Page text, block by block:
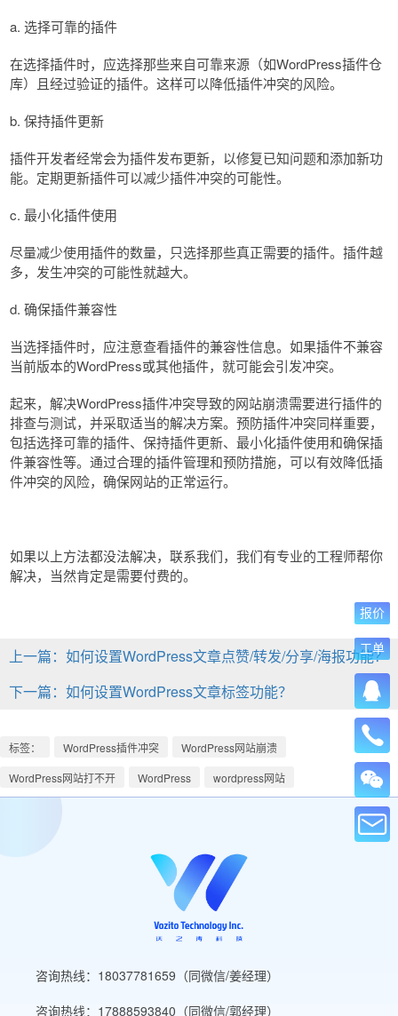
a. 选择可靠的插件
在选择插件时，应选择那些来自可靠来源（如WordPress插件仓
库）且经过验证的插件。这样可以降低插件冲突的风险。
b. 保持插件更新
插件开发者经常会为插件发布更新，以修复已知问题和添加新功
能。定期更新插件可以减少插件冲突的可能性。
c. 最小化插件使用
尽量减少使用插件的数量，只选择那些真正需要的插件。插件越
多，发生冲突的可能性就越大。
d. 确保插件兼容性
当选择插件时，应注意查看插件的兼容性信息。如果插件不兼容
当前版本的WordPress或其他插件，就可能会引发冲突。
起来，解决WordPress插件冲突导致的网站崩溃需要进行插件的
排查与测试，并采取适当的解决方案。预防插件冲突同样重要，
包括选择可靠的插件、保持插件更新、最小化插件使用和确保插
件兼容性等。通过合理的插件管理和预防措施，可以有效降低插
件冲突的风险，确保网站的正常运行。
如果以上方法都没法解决，联系我们，我们有专业的工程师帮你
解决，当然肯定是需要付费的。
上一篇：如何设置WordPress文章点赞/转发/分享/海报功能？
下一篇：如何设置WordPress文章标签功能？
标签： WordPress插件冲突
WordPress网站崩溃
WordPress网站打不开
WordPress wordpress网站
咨询热线：18037781659（同微信/姜经理）
咨询热线：17888593840（同微信/郭经理）
报价
工单